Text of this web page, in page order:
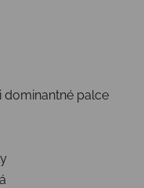
dominantné palce